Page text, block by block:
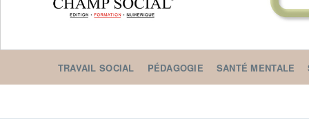
TRAVAIL SOCIAL PÉDAGOGIE SANTÉ MENTALE